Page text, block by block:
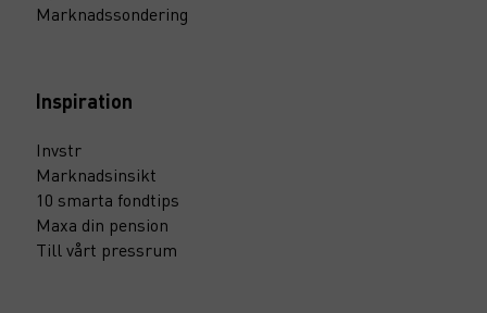
Marknadssondering
Inspiration
Invstr
Marknadsinsikt
10 smarta fondtips
Maxa din pension
Till vårt pressrum